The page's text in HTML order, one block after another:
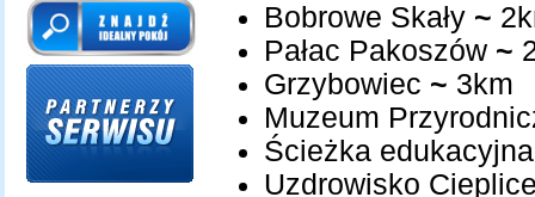
Bobrowe Skały ~
Pałac Pakoszów ~
Grzybowiec ~ 3km
Muzeum
Ścieżka
Uzdrowisko